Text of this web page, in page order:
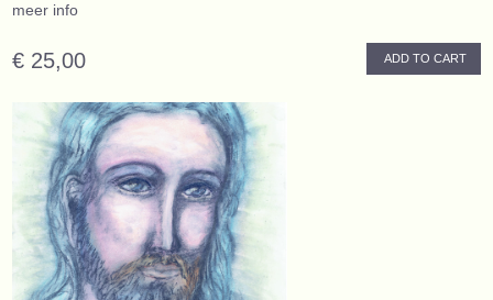
meer info
€ 25,00 ADD TO CART